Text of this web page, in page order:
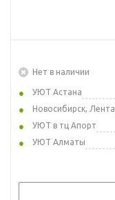
Нет в наличии
УЮТ Астана
Новосибирск, Лента
УЮТ в тц Апорт
УЮТ Алматы